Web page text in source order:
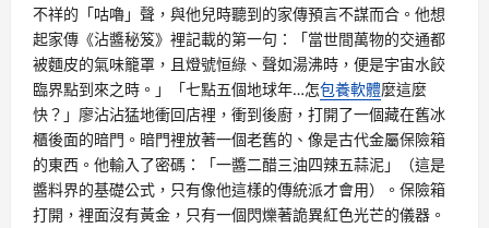
不祥的「咕嚕」聲，與他兒時聽到的家傳預言不謀而合。他想
起家傳《沾醬秘笈》裡記載的第一句：「當世間萬物的交通都
被麵皮的氣味籠罩，且燈號恒綠、聲如湯沸時，便是宇宙水餃
臨界點到來之時。」「七點五個地球年…怎包養軟體麼這麼
快？」廖沾沾猛地衝回店裡，衝到後廚，打開了一個藏在舊冰
櫃後面的暗門。暗門裡放著一個老舊的、像是古代金屬保險箱
的東西。他輸入了密碼：「一醬二醋三油四辣五蒜泥」（這是
醬料界的基礎公式，只有像他這樣的傳統派才會用）。保險箱
打開，裡面沒有黃金，只有一個閃爍著詭異紅色光芒的儀器。